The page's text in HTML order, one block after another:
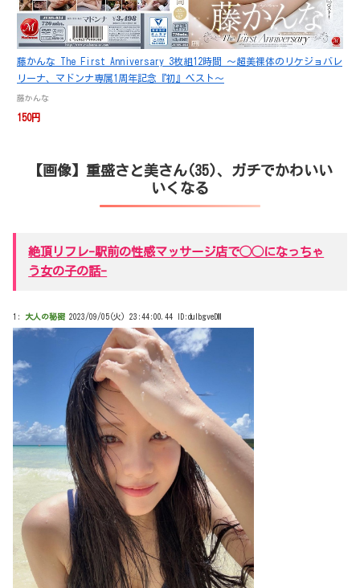
藤かんな The First Anniversary 3枚組12時間 ～超美裸体のリケジョバレ
リーナ、マドンナ専属1周年記念『初』ベスト～
藤かんな
150円
【画像】重盛さと美さん(35)、ガチでかわいい
いくなる
絶頂リフレ-駅前の性感マッサージ店で◯◯になっちゃ
う女の子の話-
1: 大人の秘密 2023/09/05(火) 23:44:00.44 ID:duIbgveDM